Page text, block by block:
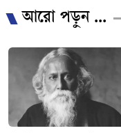
আরো পড়ুন ...